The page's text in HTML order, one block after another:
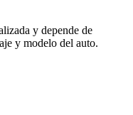
y depende de
y modelo del auto.